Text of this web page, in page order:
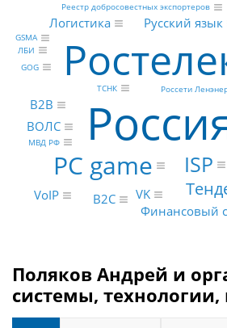
PC game ISP
B2B
ВОЛС
VoIP B2C VK
Русский язык
Финансовый
Логистика
Россети
ТСНК
МВД РФ
ЛБИ
GSMA
Реестр добросовестных экспортеров
GOG
Поляков Андрей и
системы, технологии,